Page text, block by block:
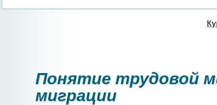
Понятие трудовой
миграции